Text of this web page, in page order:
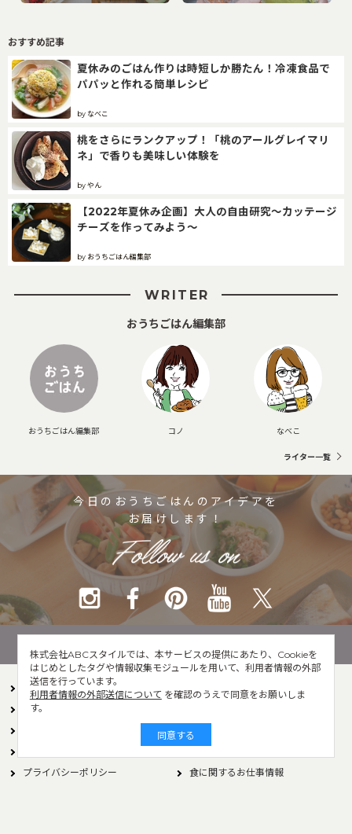
おすすめ記事
夏休みのごはん作りは時短しか勝たん！冷凍食品で
パパッと作れる簡単レシピ
by なべこ
桃をさらにランクアップ！「桃のアールグレイマリ
ネ」で香りも美味しい体験を
by やん
【2022年夏休み企画】大人の自由研究～カッテージ
チーズを作ってみよう～
by おうちごはん編集部
WRITER
おうちごはん編集部
おうちごはん編集部 コノ なべこ
ライター一覧
株式会社ABCスタイルでは、本サービスの提供にあたり、Cookieを
はじめとしたタグや情報収集モジュールを用いて、利用者情報の外部
送信を行っています。
利用者情報の外部送信について を確認のうえで同意をお願いしま
す。
同意する
今日のおうちごはんのアイデアを
お届けします！
おうちごはんについて
ライター一覧
サイト利用規約
プライバシーポリシー
食に関するお仕事情報